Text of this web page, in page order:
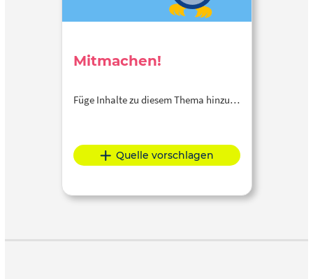
Mitmachen!
Füge Inhalte zu diesem Thema hinzu…
Quelle vorschlagen